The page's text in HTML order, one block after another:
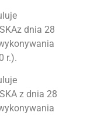
dnia 28
r.).
z dnia 28